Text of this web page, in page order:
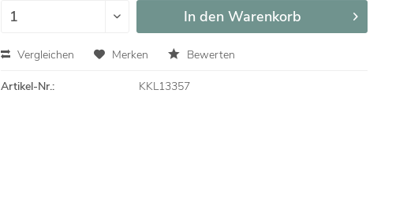
In den Warenkorb
Vergleichen Merken Bewerten
Artikel-Nr.: KKL13357